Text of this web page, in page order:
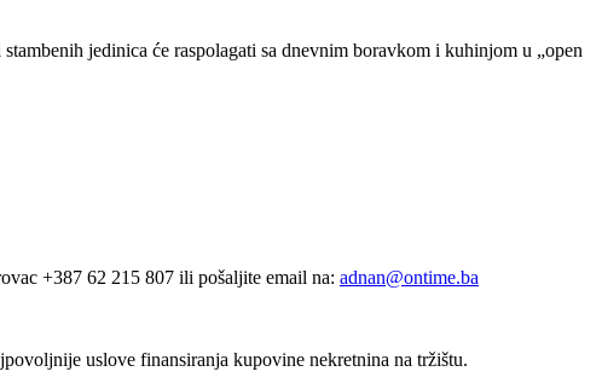
jedinica će raspolagati sa dnevnim boravkom i kuhinjom u „open
+387 62 215 807 ili pošaljite email na: adnan@ontime.ba
uslove finansiranja kupovine nekretnina na tržištu.